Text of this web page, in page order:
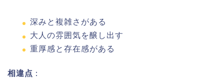
深みと複雑さがある
大人の雰囲気を醸し出す
重厚感と存在感がある
相違点 ：